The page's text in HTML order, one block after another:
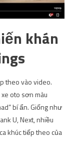
khán
theo vào video.
oto sơn màu
bí ẩn. Giống như
U, Next, nhiều
khúc tiếp theo của